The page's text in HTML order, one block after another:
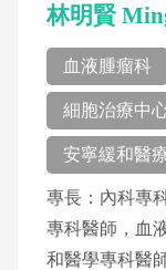
林明賢
血液腫瘤科
細胞治療中
安寧緩和醫
專長：內科專
專科醫師，血
和醫學專科醫